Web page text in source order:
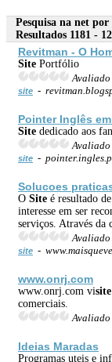
Pesquisa na net por
Resultados 1181 -
Revitman - O
Site Portfólio
Avaliado
site -
Pointer Inglês
Site dedicado aos
Avaliado
site -
Solucoes
O Site é resultado
interesse em ser
serviços. Através da
Avaliado
site -
www.onrj.com
www.onrj.com visite
comerciais.
Avaliado
Ideias Maradas
Programas uteis e